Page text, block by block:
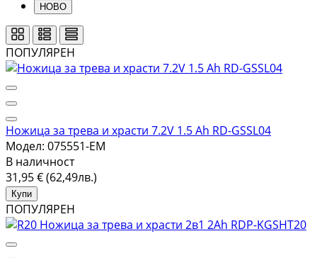
НОВО
ПОПУЛЯРЕН
Ножица за трева и храсти 7.2V 1.5 Ah RD-GSSL04
Модел: 075551-EM
В наличност
31,95 € (62,49лв.)
Купи
ПОПУЛЯРЕН